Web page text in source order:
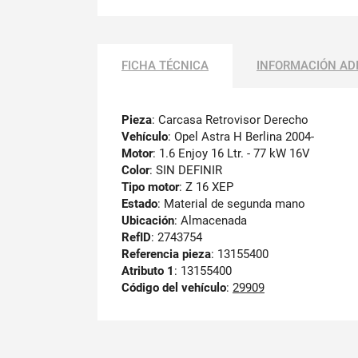
FICHA TÉCNICA INFORMACIÓN
Pieza: Carcasa Retrovisor Derecho
Vehículo: Opel Astra H Berlina 2004-
Motor: 1.6 Enjoy 16 Ltr. - 77 kW 16V
Color: SIN DEFINIR
Tipo motor: Z 16 XEP
Estado: Material de segunda mano
Ubicación: Almacenada
RefID: 2743754
Referencia pieza: 13155400
Atributo 1 : 13155400
Código del vehículo: 29909